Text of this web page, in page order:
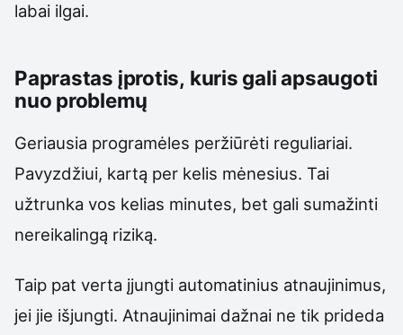
labai ilgai.
Paprastas įprotis, kuris gali apsaugoti
nuo problemų
Geriausia programėles peržiūrėti reguliariai.
Pavyzdžiui, kartą per kelis mėnesius. Tai
užtrunka vos kelias minutes, bet gali sumažinti
nereikalingą riziką.
Taip pat verta įjungti automatinius atnaujinimus,
jei jie išjungti. Atnaujinimai dažnai ne tik prideda